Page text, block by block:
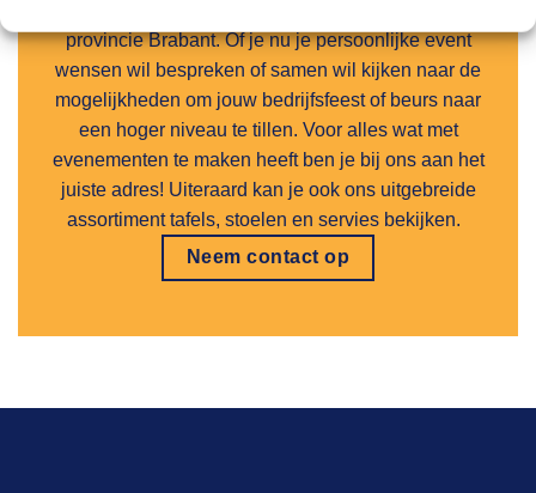
provincie Brabant. Of je nu je persoonlijke event
wensen wil bespreken of samen wil kijken naar de
mogelijkheden om jouw bedrijfsfeest of beurs naar
een hoger niveau te tillen. Voor alles wat met
evenementen te maken heeft ben je bij ons aan het
juiste adres! Uiteraard kan je ook ons uitgebreide
assortiment tafels, stoelen en servies bekijken.
Neem contact op